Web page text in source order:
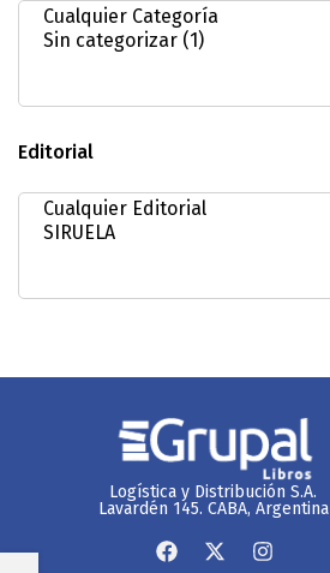
Editorial
Logística y Distribución S.A.
Lavardén 145. CABA, Argentina